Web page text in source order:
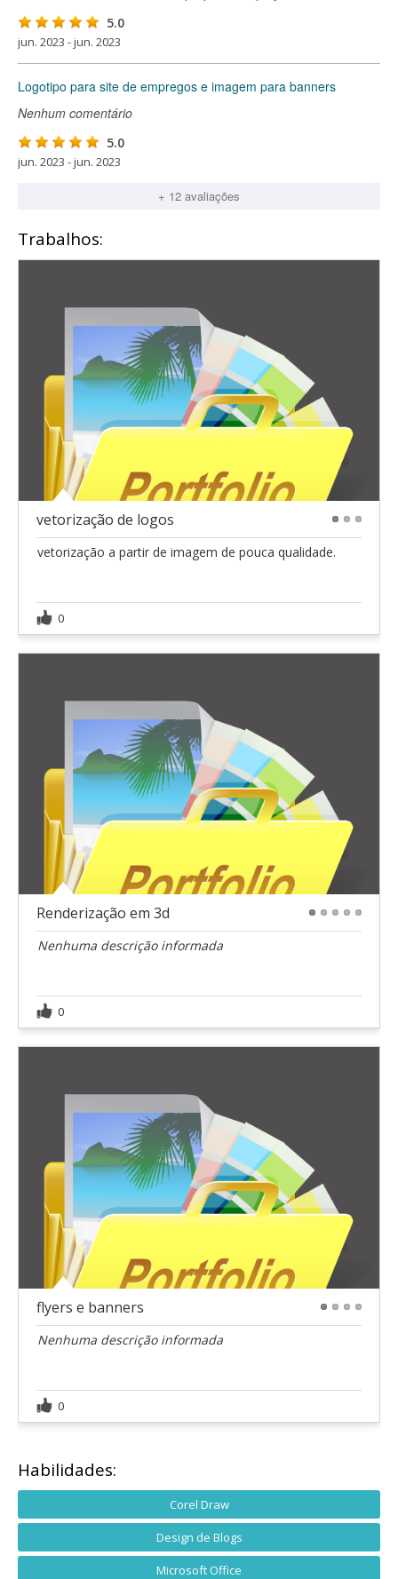
5.0
jun. 2023 - jun. 2023
Logotipo para site de empregos e imagem para banners
Nenhum comentário
5.0
jun. 2023 - jun. 2023
+ 12 avaliações
Trabalhos:
vetorização de logos
vetorização a partir de imagem de pouca qualidade.
0
Renderização em 3d
Nenhuma descrição informada
0
flyers e banners
Nenhuma descrição informada
0
Habilidades:
Corel Draw
Design de Blogs
Microsoft Office